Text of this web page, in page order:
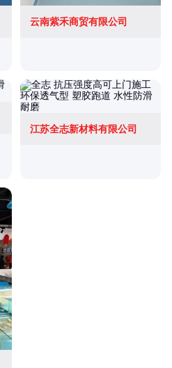
云南紫禾商贸有限公司
江苏全志新材料有限公司